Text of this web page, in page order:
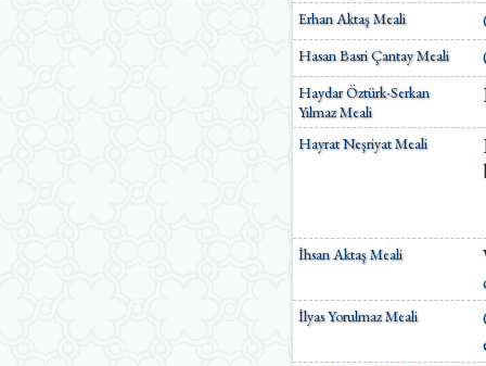
Erhan Aktaş Meali
Hasan Basri Çantay Meali
Haydar Öztürk-Serkan
Yılmaz Meali
Hayrat Neşriyat Meali
İhsan Aktaş Meali
İlyas Yorulmaz Meali